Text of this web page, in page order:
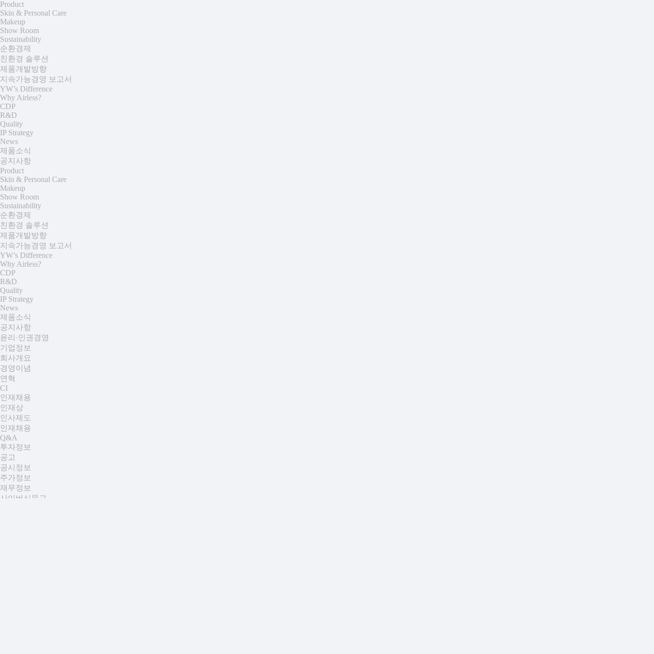
Product
Skin & Personal Care
Makeup
Show Room
Sustainability
순환경제
친환경 솔루션
제품개발방향
지속가능경영 보고서
YW’s Difference
Why Airless?
CDP
R&D
Quality
IP Strategy
News
제품소식
공지사항
Product
Skin & Personal Care
Makeup
Show Room
Sustainability
순환경제
친환경 솔루션
제품개발방향
지속가능경영 보고서
YW’s Difference
Why Airless?
CDP
R&D
Quality
IP Strategy
News
제품소식
공지사항
윤리·인권경영
기업정보
회사개요
경영이념
연혁
CI
인재채용
인재상
인사제도
인재채용
Q&A
투자정보
공고
공시정보
주가정보
재무정보
사이버신문고